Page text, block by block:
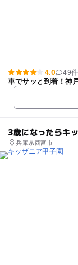
4.0
49件
車でサッと到着！神
3歳になったらキ
兵庫県西宮市